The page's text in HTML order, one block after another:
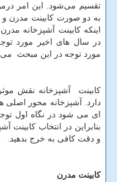
تقسیم می‌شود. این امر
به دو صورت کابینت مدرن و
اینکه کابینت آشپزخانه
در سال های اخیر مورد
مورد توجه در این مبحث
کابینت آشپزخانه نقش
دارد. آشپزخانه محور اصلی
ای می شود در نگاه اول
بنابراین در انتخاب کابینت
و دقت کافی به خرج بدهید.
کابینت مدرن